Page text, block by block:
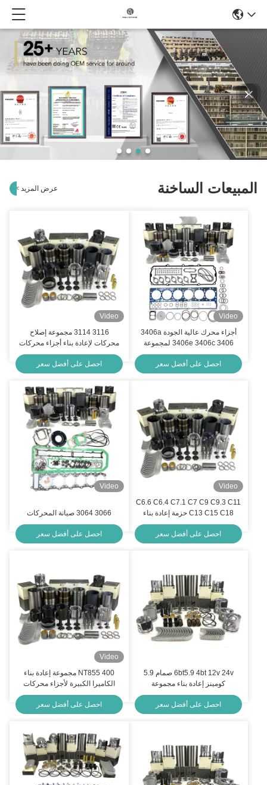
المبيعات الساخنة عرض المزيد >
Video
أجزاء محرك عالية الجودة 3406a
3406e 3406c 3406 لمجموعة
إعادة بناء محرك اليرقة
احصل على أفضل سعر
Video
3116 3114 مجموعة إصلاح
محركات لإعادة بناء أجزاء محركات
الدبابير
احصل على أفضل سعر
Video
C6.6 C6.4 C7.1 C7 C9 C9.3 C11
C13 C15 C18 حزمة إعادة بناء
المحرك
احصل على أفضل سعر
Video
3066 3064 صيانة المحركات
احصل على أفضل سعر
6bt5.9 4bt 12v 24v صمام 5.9
كومينز إعادة بناء مجموعة
احصل على أفضل سعر
Video
NT855 400 مجموعة إعادة بناء
الكاميرا الكبيرة لأجزاء محركات
Cummins
احصل على أفضل سعر